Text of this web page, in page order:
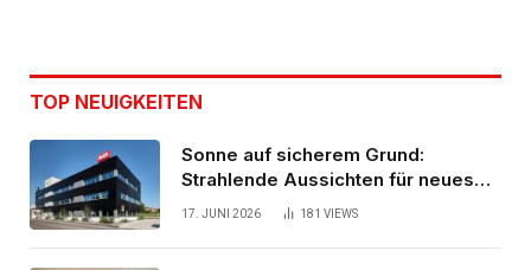
TOP NEUIGKEITEN
Sonne auf sicherem Grund:
Strahlende Aussichten für neues
Bürogebäude
17. JUNI 2026 181 VIEWS